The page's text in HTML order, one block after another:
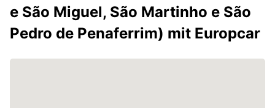
e São Miguel, São Martinho e São
Pedro de Penaferrim) mit Europcar